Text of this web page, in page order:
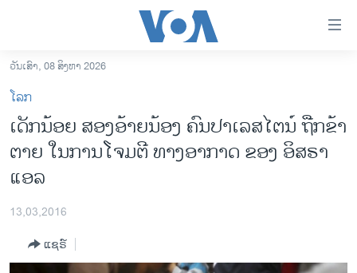
ເຂົ້າ
ຫາ
ຂ້າມ
ຂ້າມ
ຂ້າມ
ໄປ
ຫາ
ຊອກ
ລາວ
ອາເມຣິກາ
ການເລືອກຕັ້ງ ປະທານາທີບໍດີ ສະຫະລັດ 2024
ວັນເສົາ, 08 ສິງຫາ 2026
ໂລກ
ເດັກນ້ອຍ ສອງອ້າຍນ້ອງ ຄົນປາເລສໄຕນ໌ ຖືກຂ້າ
ຕາຍ ໃນການໂຈມຕີ ທາງອາກາດ ຂອງ ອິສຣາ
ແອລ
13,03,2016
ແຊຣ໌